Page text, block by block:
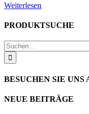
Weiterlesen
PRODUKTSUCHE
Suche
nach:
BESUCHEN SIE UNS
NEUE BEITRÄGE